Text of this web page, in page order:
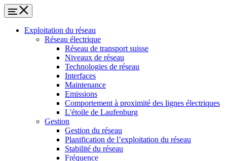
Exploitation du réseau
Réseau électrique
Réseau de transport suisse
Niveaux de réseau
Technologies de réseau
Interfaces
Maintenance
Emissions
Comportement à proximité des lignes électriques
L'étoile de Laufenburg
Gestion
Gestion du réseau
Planification de l’exploitation du réseau
Stabilité du réseau
Fréquence